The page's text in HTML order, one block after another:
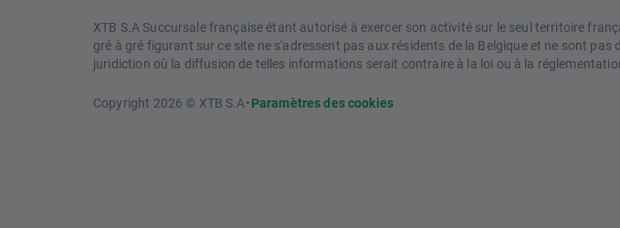
XTB S.A Succursale française étant autorisé à exercer son activité sur le seul territoire
gré à gré figurant sur ce site ne s'adressent pas aux résidents de la Belgique et ne sont
juridiction où la diffusion de telles informations serait contraire à la loi ou à la
Copyright 2026 © XTB S.A•Paramètres des cookies